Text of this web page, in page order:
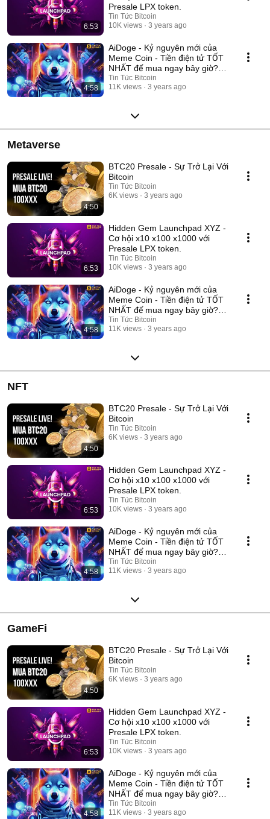
6:53
Presale LPX token.
Tin Tức Bitcoin
10K views
3 years ago
4:58
AiDoge - Kỷ nguyên mới của
Meme Coin - Tiền điện tử TỐT
NHẤT để mua ngay bây giờ?
#aidoge
Tin Tức Bitcoin
11K views
3 years ago
Metaverse
4:50
BTC20 Presale - Sự Trở Lại Với
Bitcoin
Tin Tức Bitcoin
6K views
3 years ago
6:53
Hidden Gem Launchpad XYZ -
Cơ hội x10 x100 x1000 với
Presale LPX token.
Tin Tức Bitcoin
10K views
3 years ago
4:58
AiDoge - Kỷ nguyên mới của
Meme Coin - Tiền điện tử TỐT
NHẤT để mua ngay bây giờ?
#aidoge
Tin Tức Bitcoin
11K views
3 years ago
NFT
4:50
BTC20 Presale - Sự Trở Lại Với
Bitcoin
Tin Tức Bitcoin
6K views
3 years ago
6:53
Hidden Gem Launchpad XYZ -
Cơ hội x10 x100 x1000 với
Presale LPX token.
Tin Tức Bitcoin
10K views
3 years ago
4:58
AiDoge - Kỷ nguyên mới của
Meme Coin - Tiền điện tử TỐT
NHẤT để mua ngay bây giờ?
#aidoge
Tin Tức Bitcoin
11K views
3 years ago
GameFi
4:50
BTC20 Presale - Sự Trở Lại Với
Bitcoin
Tin Tức Bitcoin
6K views
3 years ago
6:53
Hidden Gem Launchpad XYZ -
Cơ hội x10 x100 x1000 với
Presale LPX token.
Tin Tức Bitcoin
10K views
3 years ago
4:58
AiDoge - Kỷ nguyên mới của
Meme Coin - Tiền điện tử TỐT
NHẤT để mua ngay bây giờ?
#aidoge
Tin Tức Bitcoin
11K views
3 years ago